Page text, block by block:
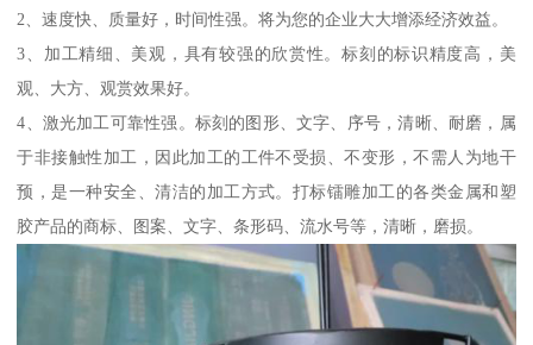
2、速度快、质量好，时间性强。将为您的企业大大增添经济效益。
3、加工精细、美观，具有较强的欣赏性。标刻的标识精度高，美
观、大方、观赏效果好。
4、激光加工可靠性强。标刻的图形、文字、序号，清晰、耐磨，属
于非接触性加工，因此加工的工件不受损、不变形，不需人为地干
预，是一种安全、清洁的加工方式。打标镭雕加工的各类金属和塑
胶产品的商标、图案、文字、条形码、流水号等，清晰，磨损。